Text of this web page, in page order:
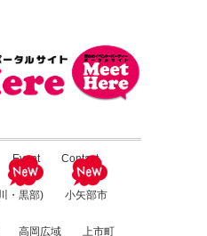
Event Contact
・黒部) 小矢部市
高岡広域 上市町